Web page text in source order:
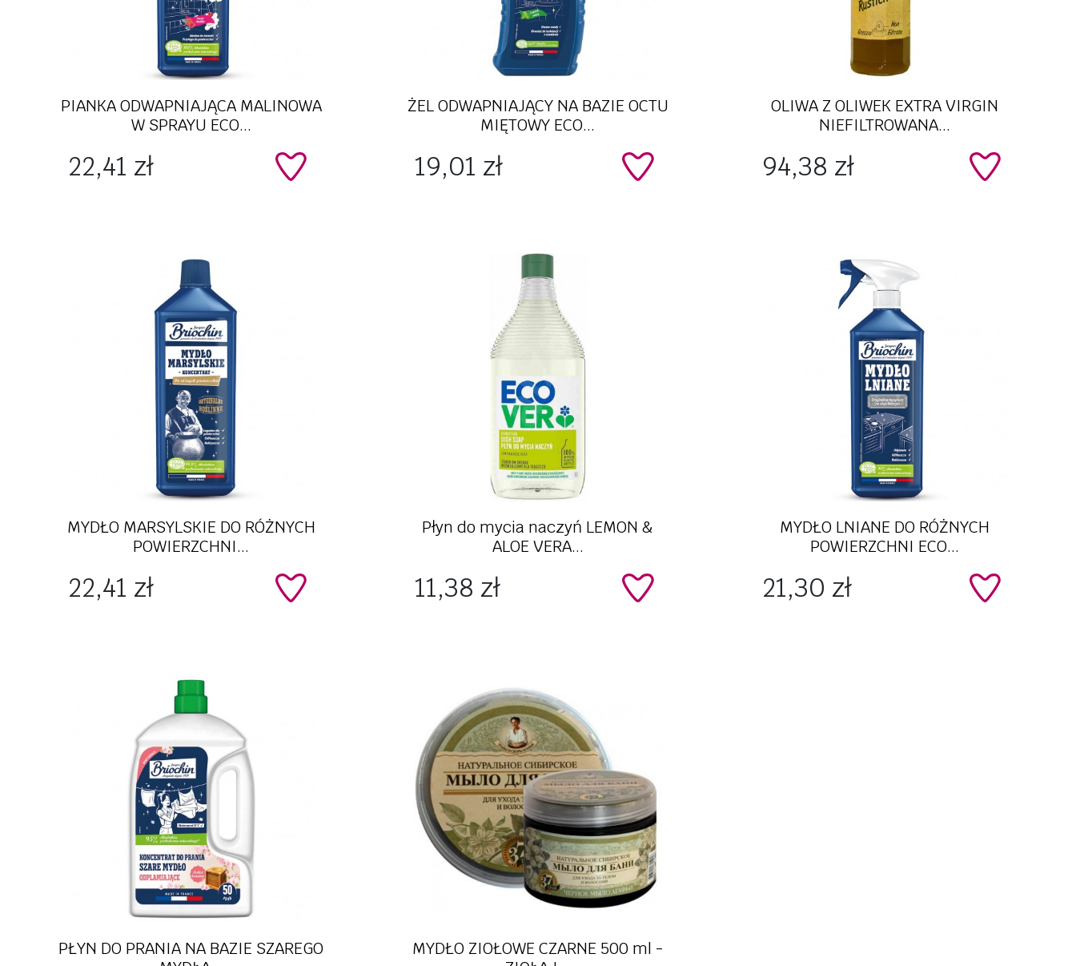
PIANKA ODWAPNIAJĄCA MALINOWA
W SPRAYU ECO...
Cena
22,41 zł
ŻEL ODWAPNIAJĄCY NA BAZIE OCTU
MIĘTOWY ECO...
Cena
19,01 zł
OLIWA Z OLIWEK EXTRA VIRGIN
NIEFILTROWANA...
Cena
94,38 zł
MYDŁO MARSYLSKIE DO RÓŻNYCH
POWIERZCHNI...
Cena
22,41 zł
Szybki podgląd
Płyn do mycia naczyń LEMON &
ALOE VERA...
Cena
11,38 zł
Szybki podgląd
MYDŁO LNIANE DO RÓŻNYCH
POWIERZCHNI ECO...
Cena
21,30 zł
PŁYN DO PRANIA NA BAZIE SZAREGO
MYDŁO ZIOŁOWE CZARNE 500 ml -